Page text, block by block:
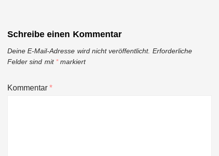
Schreibe einen Kommentar
Deine E-Mail-Adresse wird nicht veröffentlicht. Erforderliche
Felder sind mit *markiert
Kommentar*